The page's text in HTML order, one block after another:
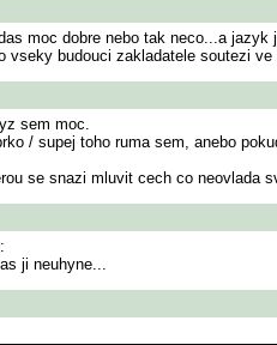
moc dobre nebo tak neco...a jazyk
vseky budouci zakladatele soutezi
sem moc.
/ supej toho ruma sem, anebo
se snazi mluvit cech co neovlada
ji neuhyne...